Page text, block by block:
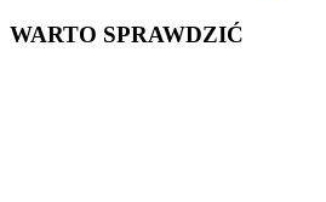
WARTO SPRAWDZIĆ